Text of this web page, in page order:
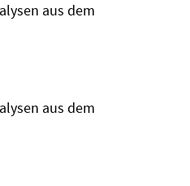
aus dem
aus dem